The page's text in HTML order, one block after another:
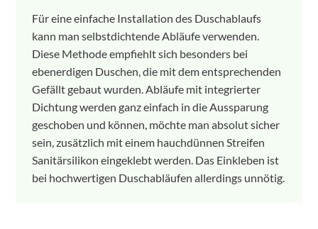
Für eine einfache Installation des Duschablaufs
kann man selbstdichtende Abläufe verwenden.
Diese Methode empfiehlt sich besonders bei
ebenerdigen Duschen, die mit dem entsprechenden
Gefällt gebaut wurden. Abläufe mit integrierter
Dichtung werden ganz einfach in die Aussparung
geschoben und können, möchte man absolut sicher
sein, zusätzlich mit einem hauchdünnen Streifen
Sanitärsilikon eingeklebt werden. Das Einkleben ist
bei hochwertigen Duschabläufen allerdings unnötig.